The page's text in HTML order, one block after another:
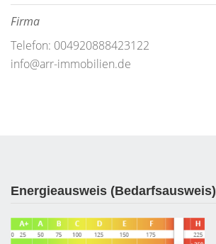
Firma
Telefon: 004920888423122
info@arr-immobilien.de
Energieausweis (Bedarfsausweis)